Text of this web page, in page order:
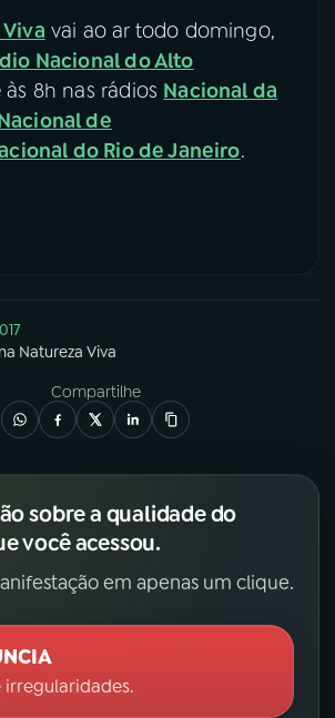
vai ao ar todo domingo,
Nacional do Alto
às 8h nas rádios Nacional da
de
do Rio de Janeiro.
Natureza Viva
Compartilhe
sobre a qualidade do
você acessou.
em apenas um clique.
irregularidades.